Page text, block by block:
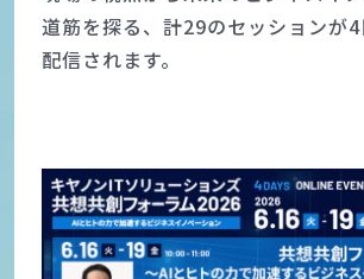
道筋を探る、計29のセッションが4
配信されます。